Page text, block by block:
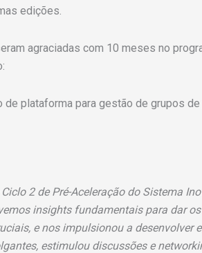
edições.
agraciadas com 10 meses no
plataforma para gestão de grupos
2 de Pré-Aceleração do Sistema
insights fundamentais para dar
e nos impulsionou a desenvolver
estimulou discussões e